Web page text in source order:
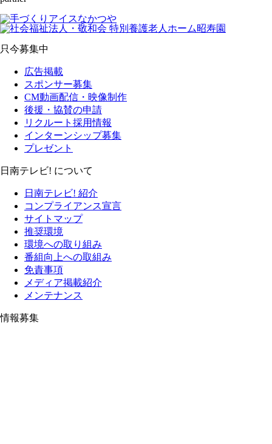
只今募集中
広告掲載
スポンサー募集
CM動画配信・映像制作
後援・協賛の申請
リクルート採用情報
インターンシップ募集
プレゼント
日南テレビ! について
日南テレビ! 紹介
コンプライアンス宣言
サイトマップ
推奨環境
環境への取り組み
番組向上への取組み
免責事項
メディア掲載紹介
メンテナンス
情報募集